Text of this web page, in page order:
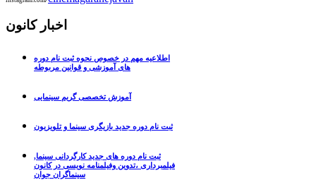
اخبار کانون
اطلاعیه مهم در خصوص نحوه ثبت نام دوره
های آموزشی و قوانین مربوطه
آموزش تخصصی گریم سینمایی
ثبت نام دوره جدید بازیگری سینما و تلویزیون
ثبت نام دوره های جدید کارگردانی سینما,
فیلمبرداری ،تدوین وفیلمنامه نویسی در کانون
سینماگران جوان